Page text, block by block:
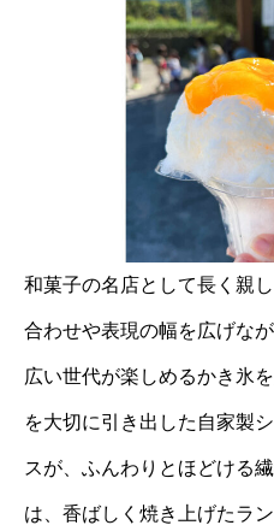
和菓子の名店として長く親
合わせや表現の幅を広げな
広い世代が楽しめるかき氷
を大切に引き出した自家製
スが、ふんわりとほどける
は、香ばしく焼き上げたラ